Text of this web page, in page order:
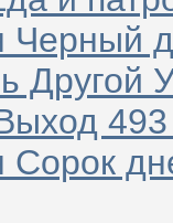
Черный
Другой
493